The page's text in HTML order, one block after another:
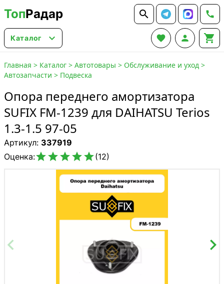
ТопРадар  
Каталог    
Главная > Каталог > Автотовары > Обслуживание и уход >
Автозапчасти > Подвеска
Опора переднего амортизатора
SUFIX FM-1239 для DAIHATSU Terios
1.3-1.5 97-05
Артикул: 337919
Оценка:(12)